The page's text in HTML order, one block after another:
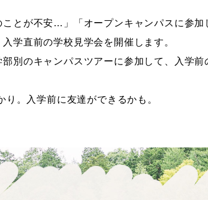
ことが不安…」「オープンキャンパスに参
学直前の学校見学会を開催します。
別のキャンパスツアーに参加して、入学
。入学前に友達ができるかも。